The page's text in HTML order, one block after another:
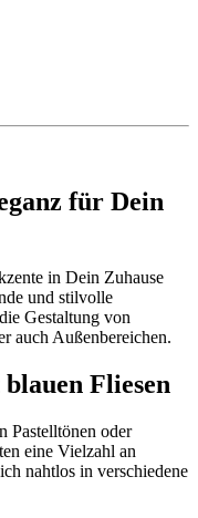
für Dein
in Dein Zuhause
und stilvolle
Gestaltung von
auch Außenbereichen.
Fliesen
Pastelltönen oder
eine Vielzahl an
nahtlos in verschiedene